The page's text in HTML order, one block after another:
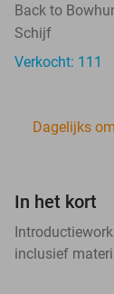
Back to
Schijf
Verkocht: 111
Dagelijks
In het kort
inclusief